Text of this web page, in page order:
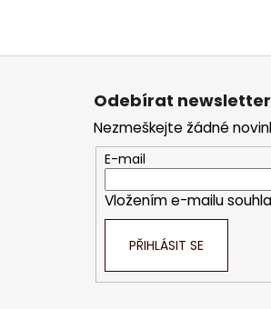
Z
Odebírat newsletter
Nezmeškejte žádné
E-mail
Vložením e-mailu
PŘIHLÁSIT SE